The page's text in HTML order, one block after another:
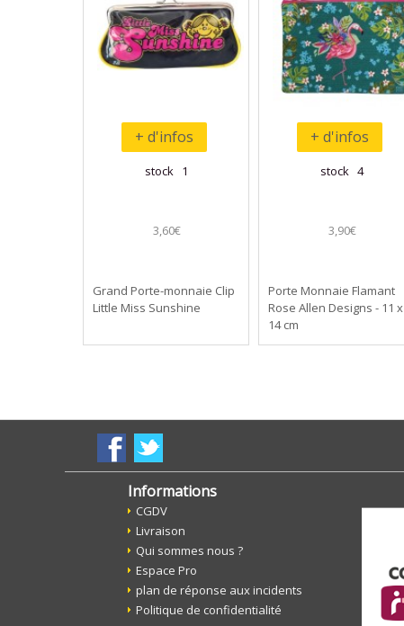
+ d'infos
stock 1
3,60€
Grand Porte-monnaie Clip
Little Miss Sunshine
+ d'infos
stock 4
3,90€
Porte Monnaie Flamant
Rose Allen Designs - 11 x
14 cm
Informations
CGDV
Livraison
Qui sommes nous ?
Espace Pro
plan de réponse aux incidents
Politique de confidentialité